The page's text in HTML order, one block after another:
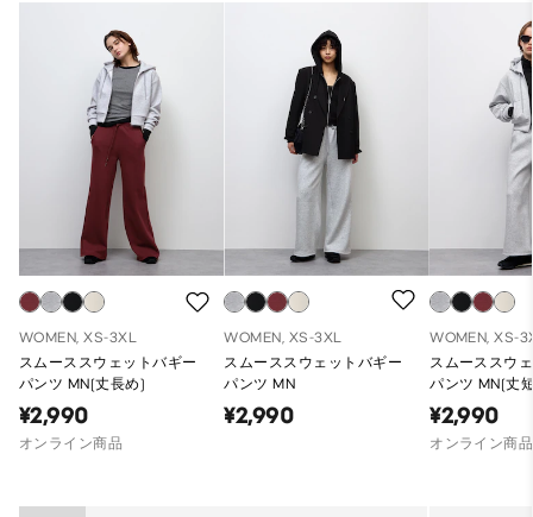
WOMEN, XS-3XL
スムーススウェットバギー
パンツ MN(丈長め)
¥2,990
オンライン商品
WOMEN, XS-3XL
スムーススウェットバギー
パンツ MN
¥2,990
WOMEN, XS-
スムーススウ
パンツ MN(丈
¥2,990
オンライン商品